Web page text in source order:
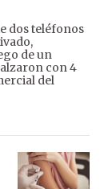
dos teléfonos
de un
con 4
del